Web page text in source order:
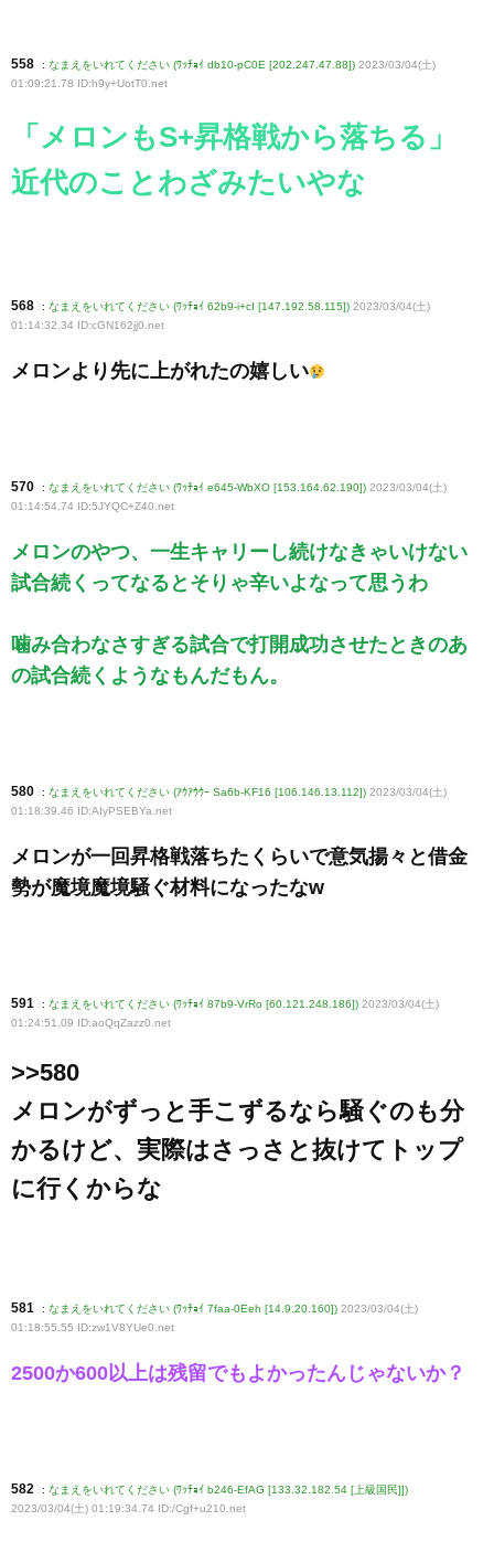
558 : なまえをいれてください (ﾜｯﾁｮｲ db10-pC0E [202.247.47.88]) 2023/03/04(土)
01:09:21.78 ID:h9y+UotT0.net
「メロンもS+昇格戦から落ちる」
近代のことわざみたいやな
568 : なまえをいれてください (ﾜｯﾁｮｲ 62b9-i+cI [147.192.58.115]) 2023/03/04(土)
01:14:32.34 ID:cGN162jj0 .net
メロンより先に上がれたの嬉しい
570 : なまえをいれてください (ﾜｯﾁｮｲ e645-WbXO [153.164.62.190]) 2023/03/04(土)
01:14:54.74 ID:5JYQC+Z40 .net
メロンのやつ、一生キャリーし続けなきゃいけない
試合続くってなるとそりゃ辛いよなって思うわ
噛み合わなさすぎる試合で打開成功させたときのあ
の試合続くようなもんだもん。
580 : なまえをいれてください (ｱｳｱｳｳｰ Sa6b-KF16 [106.146.13.112]) 2023/03/04(土)
01:18:39.46 ID:AIyPSEBYa .net
メロンが一回昇格戦落ちたくらいで意気揚々と借金
勢が魔境魔境騒ぐ材料になったなw
591 : なまえをいれてください (ﾜｯﾁｮｲ 87b9-VrRo [60.121.248.186]) 2023/03/04(土)
01:24:51.09 ID:aoQqZazz0 .net
>>580
メロンがずっと手こずるなら騒ぐのも分
かるけど、実際はさっさと抜けてトップ
に行くからな
581 : なまえをいれてください (ﾜｯﾁｮｲ 7faa-0Eeh [14.9.20.160]) 2023/03/04(土)
01:18:55.55 ID:zw1V8YUe0.net
2500か600以上は残留でもよかったんじゃないか？
582 : なまえをいれてください (ﾜｯﾁｮｲ b246-EfAG [133.32.182.54 [上級国民]])
2023/03/04(土) 01:19:34.74 ID:/Cgf+u210.net